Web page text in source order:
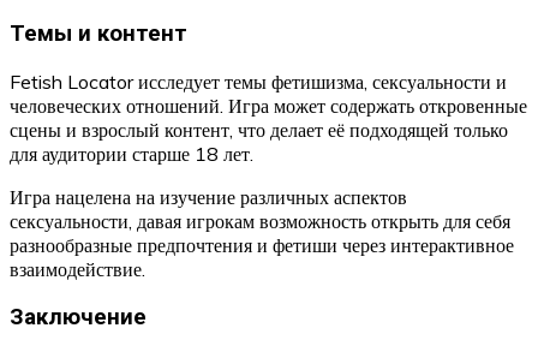
Темы и контент
Fetish Locator исследует темы фетишизма, сексуальности и
человеческих отношений. Игра может содержать откровенные
сцены и взрослый контент, что делает её подходящей только
для аудитории старше 18 лет.
Игра нацелена на изучение различных аспектов
сексуальности, давая игрокам возможность открыть для себя
разнообразные предпочтения и фетиши через интерактивное
взаимодействие.
Заключение